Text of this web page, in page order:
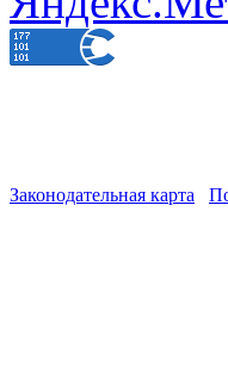
Законодательная карта